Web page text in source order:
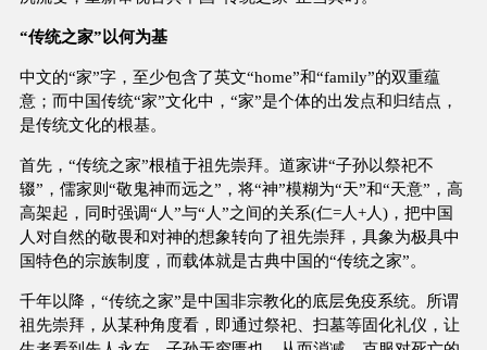
“传统之家”以何为基
中文的“家”字，至少包含了英文“home”和“family”的双重蕴
意；而中国传统“家”文化中，“家”是个体的出发点和归结点，
是传统文化的根基。
首先，“传统之家”根植于祖先崇拜。道家讲“子孙以祭祀不
辍”，儒家则“敬鬼神而远之”，将“神”模糊为“天”和“天意”，高
高架起，同时强调“人”与“人”之间的关系(仁=人+人)，把中国
人对自然的敬畏和对神的想象转向了祖先崇拜，具象为极具中
国特色的宗族制度，而载体就是古典中国的“传统之家”。
千年以降，“传统之家”是中国非宗教化的底层免疫系统。所谓
祖先崇拜，从某种角度看，即通过祭祀、扫墓等固化礼仪，让